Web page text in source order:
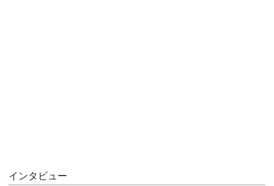
インタビュー